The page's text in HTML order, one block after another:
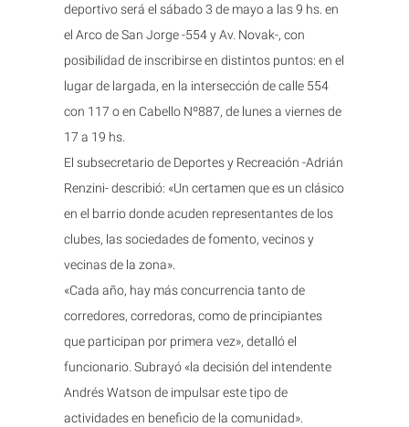
deportivo será el sábado 3 de mayo a las 9 hs. en
el Arco de San Jorge -554 y Av. Novak-, con
posibilidad de inscribirse en distintos puntos: en el
lugar de largada, en la intersección de calle 554
con 117 o en Cabello Nº887, de lunes a viernes de
17 a 19 hs.
El subsecretario de Deportes y Recreación -Adrián
Renzini- describió: «Un certamen que es un clásico
en el barrio donde acuden representantes de los
clubes, las sociedades de fomento, vecinos y
vecinas de la zona».
«Cada año, hay más concurrencia tanto de
corredores, corredoras, como de principiantes
que participan por primera vez», detalló el
funcionario. Subrayó «la decisión del intendente
Andrés Watson de impulsar este tipo de
actividades en beneficio de la comunidad».